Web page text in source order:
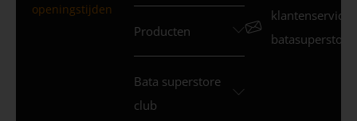
openingstijden
Producten
Bata superstore
club